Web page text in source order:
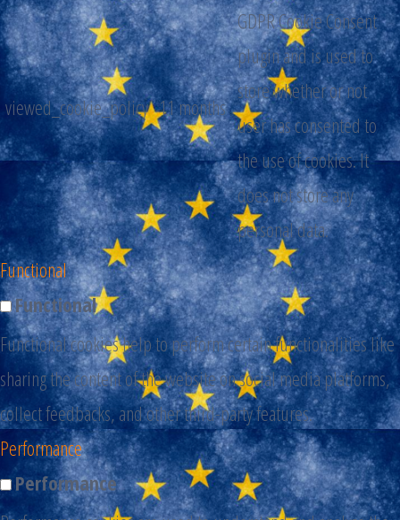
viewed_cookie_policy 11 months
GDPR Cookie Consent
plugin and is used to
store whether or not
user has consented to
the use of cookies. It
does not store any
personal data.
Functional
Functional
Functional cookies help to perform certain functionalities like
sharing the content of the website on social media platforms,
collect feedbacks, and other third-party features.
Performance
Performance